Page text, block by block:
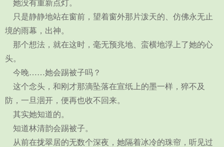
她没有重新点灯。
只是静静地站在窗前，望着窗外那片泼天的、仿佛永无止
境的雨幕，出神。
那个想法，就在这时，毫无预兆地、蛮横地浮上了她的心
头。
今晚……她会踢被子吗？
这个念头，和刚才那滴坠落在宣纸上的墨一样，猝不及
防，一旦洇开，便再也收不回来。
其实她知道的。
知道林清韵会踢被子。
从前在拢翠居的无数个深夜，她隔着冰冷的珠帘，听见过